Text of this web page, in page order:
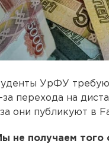
УрФУ
за перехода на
они публикуют в
не получаем того